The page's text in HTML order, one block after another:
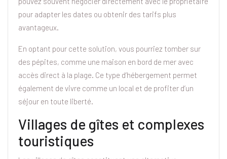
pour adapter les dates ou obtenir des tarifs plus
avantageux.
En optant pour cette solution, vous pourriez tomber sur
des pépites, comme une maison en bord de mer avec
accès direct à la plage. Ce type d’hébergement permet
également de vivre comme un local et de profiter d’un
séjour en toute liberté.
Villages de gîtes et complexes
touristiques